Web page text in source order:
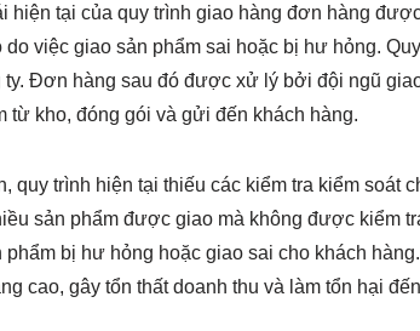
hiện tại của quy trình giao hàng đơn hàng
do việc giao sản phẩm sai hoặc bị hư hỏng.
ty. Đơn hàng sau đó được xử lý bởi đội ngũ
từ kho, đóng gói và gửi đến khách hàng.
quy trình hiện tại thiếu các kiểm tra kiểm
sản phẩm được giao mà không được kiểm
phẩm bị hư hỏng hoặc giao sai cho khách
cao, gây tổn thất doanh thu và làm tổn hại